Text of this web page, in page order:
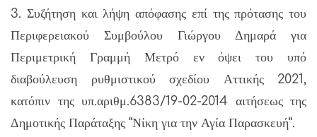
3. Συζήτηση και λήψη απόφασης επί της πρότασης του
Περιφερειακού Συμβούλου Γιώργου Δημαρά για
Περιμετρική Γραμμή Μετρό εν όψει του υπό
διαβούλευση ρυθμιστικού σχεδίου Αττικής 2021,
κατόπιν της υπ.αριθμ.6383/19-02-2014 αιτήσεως της
Δημοτικής Παράταξης “Νίκη για την Αγία Παρασκευή”.